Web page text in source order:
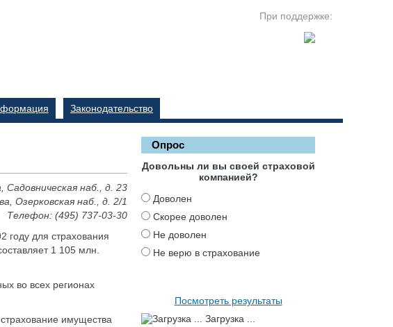
При поддержке:
Законодательство
Опрос
Довольны ли вы своей страховой
компанией?
Доволен
Скорее доволен
Не доволен
Не верю в страхование
Посмотреть результаты
Загрузка ...
Садовническая наб., д. 23
Озерковская наб., д. 2/1
Телефон: (495) 737-03-30
для страхования
1 105 млн.
во всех регионах
имущества